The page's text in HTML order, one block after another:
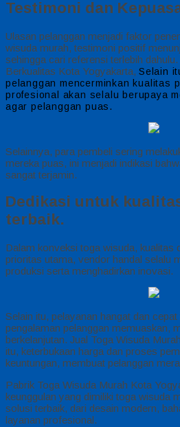
Testimoni dan
Ulasan pelanggan menjadi faktor
wisuda murah, testimoni positif
sehingga cari referensi terlebih
Berkualitas Kota Yogyakarta, Selain
pelanggan mencerminkan kualitas
profesional akan selalu berupaya
agar pelanggan puas.
Selainnya, para pembeli sering
mereka puas, ini menjadi indikasi
sangat terjamin.
Dedikasi untuk
terbaik.
Dalam konveksi toga wisuda, kualitas
prioritas utama, vendor handal selalu
produksi serta menghadirkan inovasi.
Selain itu, pelayanan hangat dan
pengalaman pelanggan memuaskan,
berkelanjutan. Jual Toga Wisuda
itu, keterbukaan harga dan proses
keuntungan, membuat pelanggan
Pabrik Toga Wisuda Murah Kota
keunggulan yang dimiliki toga wisuda
solusi terbaik, dari desain modern,
layanan profesional.